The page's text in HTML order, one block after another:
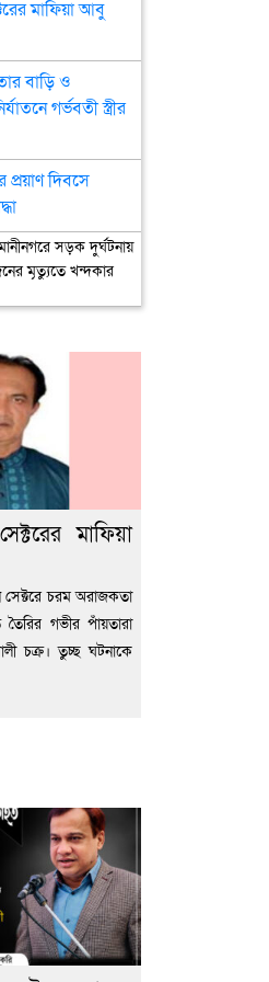
গর্ভপাত
সড়ক দুর্ঘটনায়
মৃত্যুতে খন্দকার
মাফিয়া
চরম অরাজকতা
তৈরির গভীর পাঁয়তারা
চক্র। তুচ্ছ ঘটনাকে